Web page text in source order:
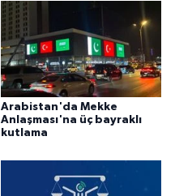
Arabistan'da Mekke
Anlaşması'na üç bayraklı
kutlama